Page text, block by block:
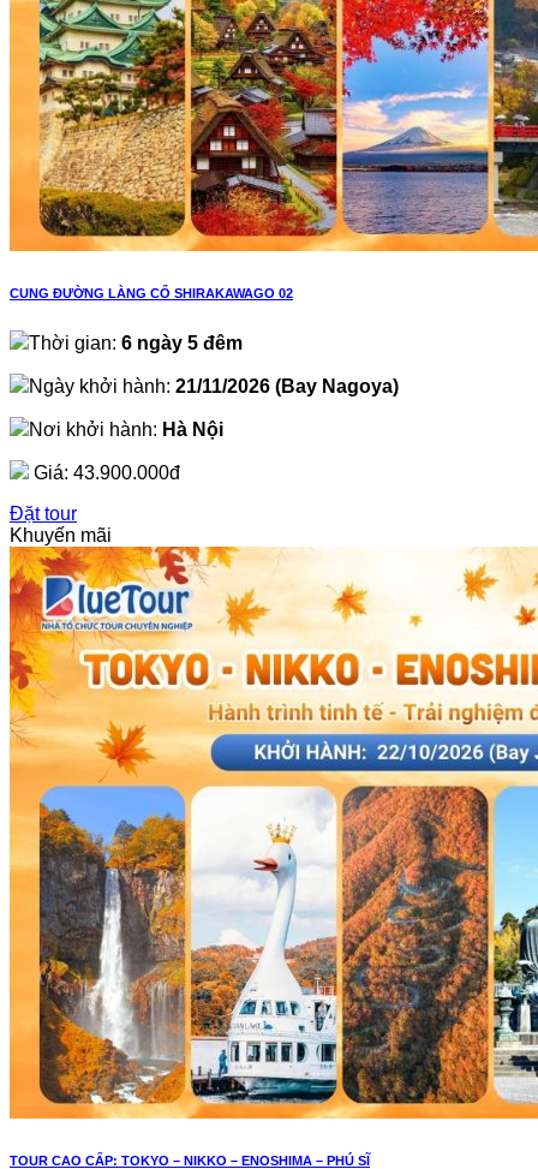
CUNG ĐƯỜNG LÀNG CỔ SHIRAKAWAGO 02
Thời gian: 6 ngày 5 đêm
Ngày khởi hành: 21/11/2026 (Bay Nagoya)
Nơi khởi hành: Hà Nội
Giá: 43.900.000đ
Đặt tour
Khuyến mãi
TOUR CAO CẤP: TOKYO – NIKKO – ENOSHIMA – PHÚ SĨ